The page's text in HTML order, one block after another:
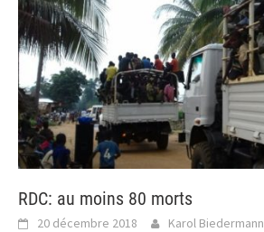
RDC: au moins 80 morts
20 décembre 2018 Karol Biedermann